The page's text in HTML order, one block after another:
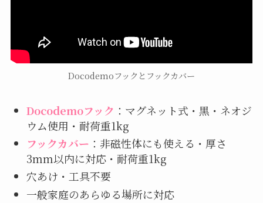
Docodemoフックとフックカバー
Docodemoフック ：マグネット式・黒・ネオジ
ウム使用・耐荷重1kg
フックカバー ：非磁性体にも使える・厚さ
3mm以内に対応・耐荷重1kg
穴あけ・工具不要
一般家庭のあらゆる場所に対応